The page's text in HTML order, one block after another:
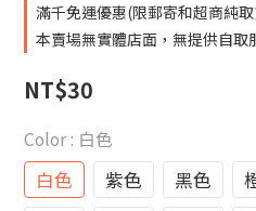
滿千免運優惠(限郵寄和超商純
本賣場無實體店面，無提供自
NT$30
Color: 白色
白色 紫色 黑色